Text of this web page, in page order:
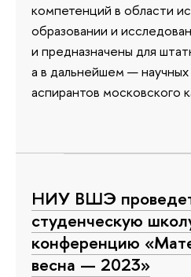
компетенций в области
образовании и
и предназначены для
а в дальнейшем —
аспирантов
НИУ ВШЭ
студенческую
конференцию
весна — 2023»